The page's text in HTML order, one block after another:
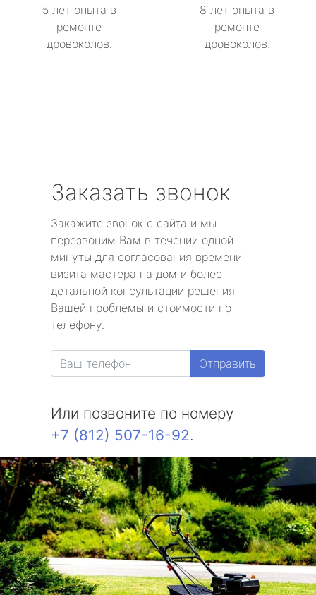
5 лет опыта в
ремонте
дровоколов.
8 лет опыта в
ремонте
дровоколов.
Заказать звонок
Закажите звонок с сайта и мы
перезвоним Вам в течении одной
минуты для согласования времени
визита мастера на дом и более
детальной консультации решения
Вашей проблемы и стоимости по
телефону.
Отправить
Или позвоните по номеру
+7 (812) 507-16-92.